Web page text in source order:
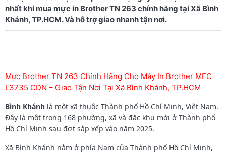
nhất khi mua mực in Brother TN 263 chính hãng tại Xã Bình
Mực Brother TN 263 Chính Hãng Cho Máy In Brother MFC-
L3735 CDN – Giao Tận Nơi Tại Xã Bình Khánh, TP.HCM
Bình Khánh là một xã thuộc Thành phố Hồ Chí Minh, Việt Nam.
Đây là một trong 168 phường, xã và đặc khu mới ở Thành phố
Hồ Chí Minh sau đợt sắp xếp vào năm 2025.
Xã Bình Khánh nằm ở phía Nam của Thành phố Hồ Chí Minh,